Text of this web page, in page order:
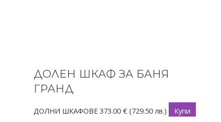
ДОЛЕН ШКАФ ЗА БАНЯ
ГРАНД
ДОЛНИ ШКАФОВЕ 373.00 € (729.50 лв.) Купи